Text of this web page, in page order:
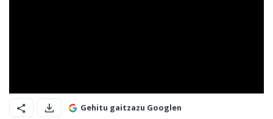
Gehitu gaitzazu Googlen